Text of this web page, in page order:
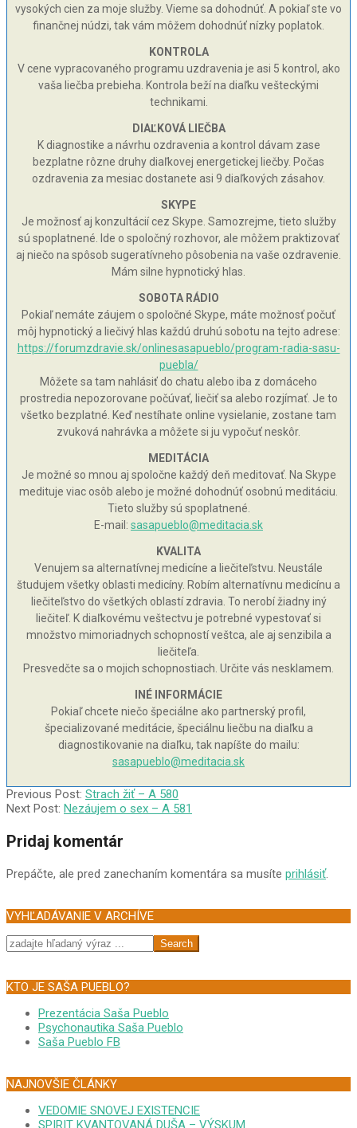
vysokých cien za moje služby. Vieme sa dohodnúť. A pokiaľ ste vo
finančnej núdzi, tak vám môžem dohodnúť nízky poplatok.
KONTROLA
V cene vypracovaného programu uzdravenia je asi 5 kontrol, ako
vaša liečba prebieha. Kontrola beží na diaľku vešteckými
technikami.
DIAĽKOVÁ LIEČBA
K diagnostike a návrhu ozdravenia a kontrol dávam zase
bezplatne rôzne druhy diaľkovej energetickej liečby. Počas
ozdravenia za mesiac dostanete asi 9 diaľkových zásahov.
SKYPE
Je možnosť aj konzultácií cez Skype. Samozrejme, tieto služby
sú spoplatnené. Ide o spoločný rozhovor, ale môžem praktizovať
aj niečo na spôsob sugeratívneho pôsobenia na vaše ozdravenie.
Mám silne hypnotický hlas.
SOBOTA RÁDIO
Pokiaľ nemáte záujem o spoločné Skype, máte možnosť počuť
môj hypnotický a liečivý hlas každú druhú sobotu na tejto adrese:
https://forumzdravie.sk/onlinesasapueblo/program-radia-sasu-
puebla/
Môžete sa tam nahlásiť do chatu alebo iba z domáceho
prostredia nepozorovane počúvať, liečiť sa alebo rozjímať. Je to
všetko bezplatné. Keď nestíhate online vysielanie, zostane tam
zvuková nahrávka a môžete si ju vypočuť neskôr.
MEDITÁCIA
Je možné so mnou aj spoločne každý deň meditovať. Na Skype
medituje viac osôb alebo je možné dohodnúť osobnú meditáciu.
Tieto služby sú spoplatnené.
E-mail: sasapueblo@meditacia.sk
KVALITA
Venujem sa alternatívnej medicíne a liečiteľstvu. Neustále
študujem všetky oblasti medicíny. Robím alternatívnu medicínu a
liečiteľstvo do všetkých oblastí zdravia. To nerobí žiadny iný
liečiteľ. K diaľkovému veštectvu je potrebné vypestovať si
množstvo mimoriadnych schopností veštca, ale aj senzibila a
liečiteľa.
Presvedčte sa o mojich schopnostiach. Určite vás nesklamem.
INÉ INFORMÁCIE
Pokiaľ chcete niečo špeciálne ako partnerský profil,
špecializované meditácie, špeciálnu liečbu na diaľku a
diagnostikovanie na diaľku, tak napíšte do mailu:
sasapueblo@meditacia.sk
2005-
12-
Previous Post: Strach žiť – A 580
Next Post: Nezáujem o sex – A 581
Pridaj komentár
Prepáčte, ale pred zanechaním komentára sa musíte prihlásiť.
VYHĽADÁVANIE V ARCHÍVE
Search
KTO JE SAŠA PUEBLO?
Prezentácia Saša Pueblo
Psychonautika Saša Pueblo
Saša Pueblo FB
NAJNOVŠIE ČLÁNKY
VEDOMIE SNOVEJ EXISTENCIE
SPIRIT KVANTOVANÁ DUŠA – VÝSKUM